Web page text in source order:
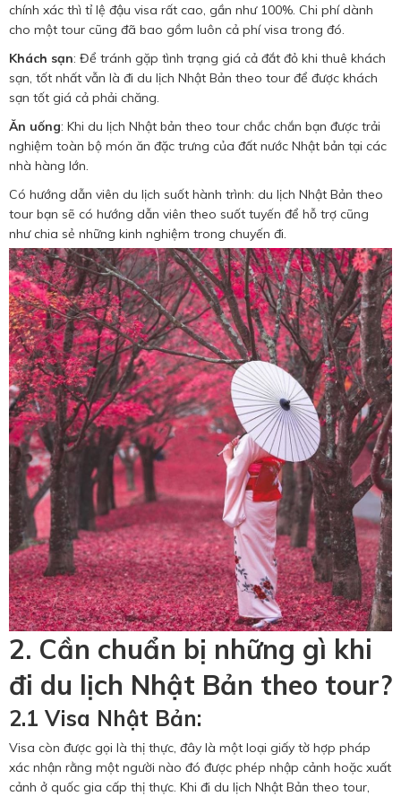
chính xác thì tỉ lệ đậu visa rất cao, gần như 100%. Chi phí dành
cho một tour cũng đã bao gồm luôn cả phí visa trong đó.
Khách sạn: Để tránh gặp tình trạng giá cả đắt đỏ khi thuê khách
sạn, tốt nhất vẫn là đi du lịch Nhật Bản theo tour để được khách
sạn tốt giá cả phải chăng.
Ăn uống: Khi du lịch Nhật bản theo tour chắc chắn bạn được trải
nghiệm toàn bộ món ăn đặc trưng của đất nước Nhật bản tại các
nhà hàng lớn.
Có hướng dẫn viên du lịch suốt hành trình: du lịch Nhật Bản theo
tour bạn sẽ có hướng dẫn viên theo suốt tuyến để hỗ trợ cũng
như chia sẻ những kinh nghiệm trong chuyến đi.
2. Cần chuẩn bị những gì khi
đi du lịch Nhật Bản theo tour?
2.1 Visa Nhật Bản:
Visa còn được gọi là thị thực, đây là một loại giấy tờ hợp pháp
xác nhận rằng một người nào đó được phép nhập cảnh hoặc xuất
cảnh ở quốc gia cấp thị thực. Khi đi du lịch Nhật Bản theo tour,